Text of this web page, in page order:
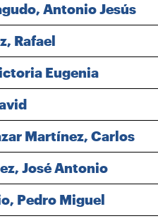
Antonio Jesús
Rafael
Eugenia
Martínez, Carlos
José Antonio
Pedro Miguel